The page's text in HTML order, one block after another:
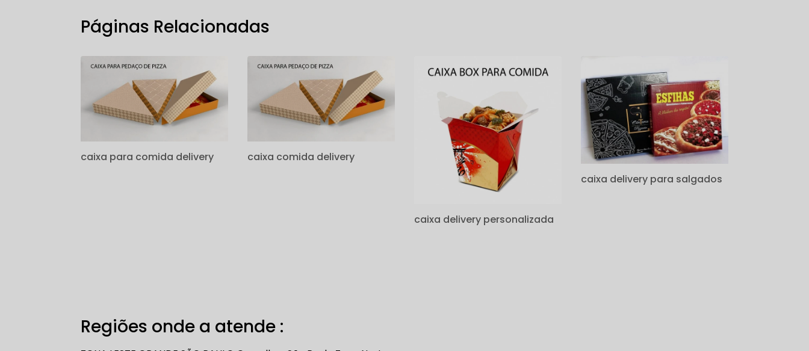
Páginas Relacionadas
caixa para comida delivery caixa comida delivery
caixa delivery personalizada
caixa delivery para salgados
Regiões onde a atende :